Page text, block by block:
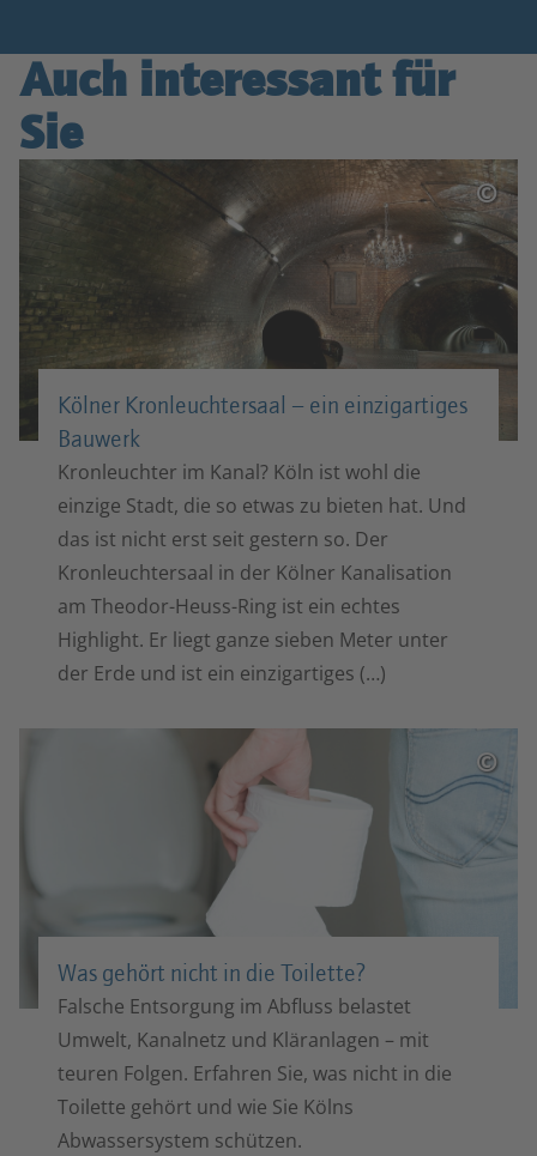
Auch interessant für
Sie
©
Kölner Kronleuchtersaal – ein einzigartiges
Bauwerk
Kronleuchter im Kanal? Köln ist wohl die
einzige Stadt, die so etwas zu bieten hat. Und
das ist nicht erst seit gestern so. Der
Kronleuchtersaal in der Kölner Kanalisation
am Theodor-Heuss-Ring ist ein echtes
Highlight. Er liegt ganze sieben Meter unter
der Erde und ist ein einzigartiges (…)
©
Was gehört nicht in die Toilette?
Falsche Entsorgung im Abfluss belastet
Umwelt, Kanalnetz und Kläranlagen – mit
teuren Folgen. Erfahren Sie, was nicht in die
Toilette gehört und wie Sie Kölns
Abwassersystem schützen.